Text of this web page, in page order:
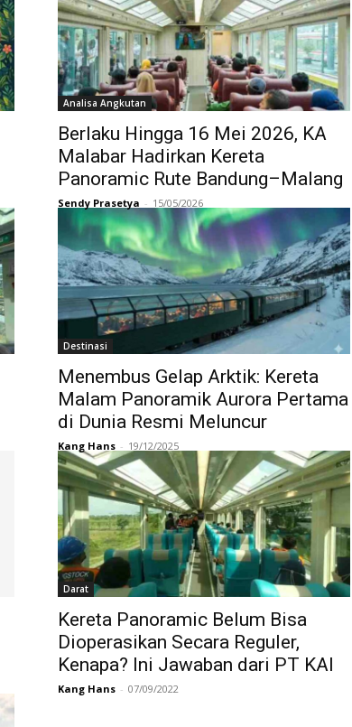
Analisa Angkutan
Berlaku Hingga 16 Mei 2026, KA
Malabar Hadirkan Kereta
Panoramic Rute Bandung–Malang
Sendy Prasetya - 15/05/2026
Destinasi
Menembus Gelap Arktik: Kereta
Malam Panoramik Aurora Pertama
di Dunia Resmi Meluncur
Kang Hans - 19/12/2025
Darat
Kereta Panoramic Belum Bisa
Dioperasikan Secara Reguler,
Kenapa? Ini Jawaban dari PT KAI
Kang Hans - 07/09/2022